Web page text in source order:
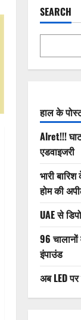
SEARCH
हाल के
Alret!!!
एडवाइजरी
भारी
होम की
UAE से
96
इंपाउंड
अब LED